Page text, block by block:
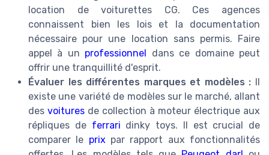
location de voiturettes CG. Ces agences
connaissent bien les lois et la documentation
nécessaire pour une location sans permis. Faire
appel à un professionnel dans ce domaine peut
offrir une tranquillité d'esprit.
Évaluer les différentes marques et modèles : Il
existe une variété de modèles sur le marché, allant
des voitures de collection à moteur électrique aux
répliques de ferrari dinky toys. Il est crucial de
comparer le prix par rapport aux fonctionnalités